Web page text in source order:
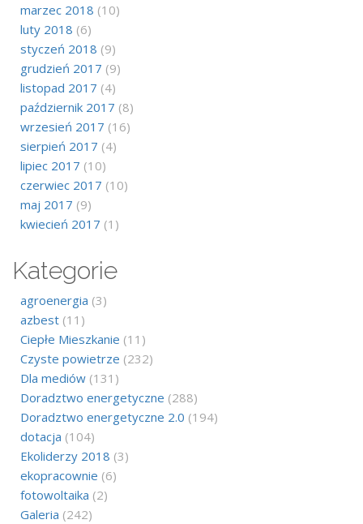
marzec 2018 (10)
luty 2018 (6)
styczeń 2018 (9)
grudzień 2017 (9)
listopad 2017 (4)
październik 2017 (8)
wrzesień 2017 (16)
sierpień 2017 (4)
lipiec 2017 (10)
czerwiec 2017 (10)
maj 2017 (9)
kwiecień 2017 (1)
Kategorie
agroenergia (3)
azbest (11)
Ciepłe Mieszkanie (11)
Czyste powietrze (232)
Dla mediów (131)
Doradztwo energetyczne (288)
Doradztwo energetyczne 2.0 (194)
dotacja (104)
Ekoliderzy 2018 (3)
ekopracownie (6)
fotowoltaika (2)
Galeria (242)